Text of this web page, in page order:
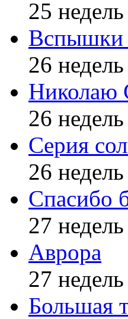
25
26
Николаю
26
Серия
26
Спасибо
27
Аврора
27
Большая